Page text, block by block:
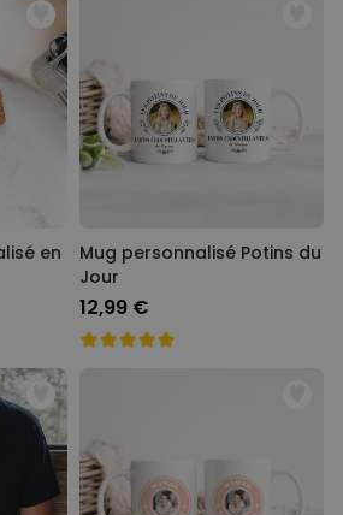
en
Mug personnalisé Potins du
Jour
12,99 €